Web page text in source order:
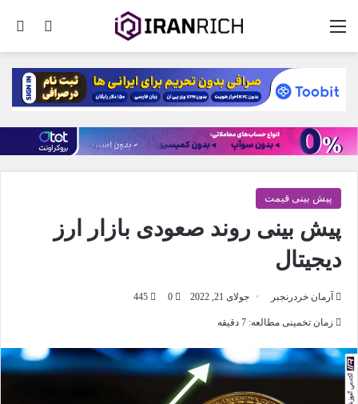
تغییر منو
پیش بینی قیمت
پیش بینی روند صعودی بازار ارز
دیجیتال
آرمان خردرنجبر جولای 21, 2022 0
445
زمان تخمینی مطالعه: 7 دقیقه